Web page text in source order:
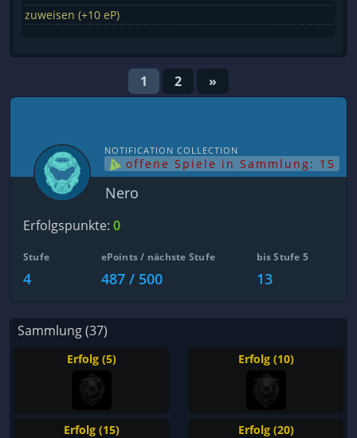
zuweisen (+10 eP)
1 2 »
NOTIFICATION COLLECTION
offene Spiele in Sammlung: 15
Nero
Erfolgspunkte: 0
Stufe
4
ePoints / nächste Stufe
487 / 500
bis Stufe 5
13
Sammlung (37)
Erfolg (5) Erfolg (10)
Erfolg (15) Erfolg (20)